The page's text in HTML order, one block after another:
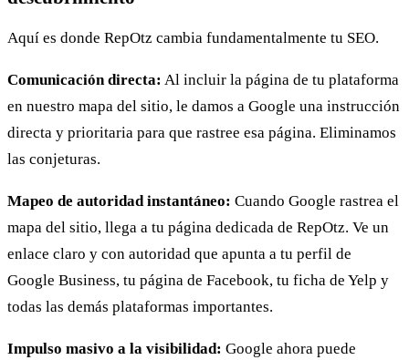
Aquí es donde RepOtz cambia fundamentalmente tu SEO.
Comunicación directa: Al incluir la página de tu plataforma
en nuestro mapa del sitio, le damos a Google una instrucción
directa y prioritaria para que rastree esa página. Eliminamos
las conjeturas.
Mapeo de autoridad instantáneo: Cuando Google rastrea el
mapa del sitio, llega a tu página dedicada de RepOtz. Ve un
enlace claro y con autoridad que apunta a tu perfil de
Google Business, tu página de Facebook, tu ficha de Yelp y
todas las demás plataformas importantes.
Impulso masivo a la visibilidad: Google ahora puede